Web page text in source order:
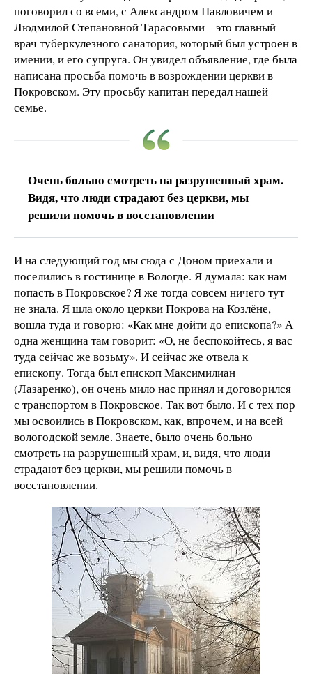
поговорил со всеми, с Александром Павловичем и
Людмилой Степановной Тарасовыми – это главный
врач туберкулезного санатория, который был устроен в
имении, и его супруга. Он увидел объявление, где была
написана просьба помочь в возрождении церкви в
Покровском. Эту просьбу капитан передал нашей
семье.
Очень больно смотреть на разрушенный храм.
Видя, что люди страдают без церкви, мы
решили помочь в восстановлении
И на следующий год мы сюда с Доном приехали и
поселились в гостинице в Вологде. Я думала: как нам
попасть в Покровское? Я же тогда совсем ничего тут
не знала. Я шла около церкви Покрова на Козлёне,
вошла туда и говорю: «Как мне дойти до епископа?» А
одна женщина там говорит: «О, не беспокойтесь, я вас
туда сейчас же возьму». И сейчас же отвела к
епископу. Тогда был епископ Максимилиан
(Лазаренко), он очень мило нас принял и договорился
с транспортом в Покровское. Так вот было. И с тех пор
мы освоились в Покровском, как, впрочем, и на всей
вологодской земле. Знаете, было очень больно
смотреть на разрушенный храм, и, видя, что люди
страдают без церкви, мы решили помочь в
восстановлении.